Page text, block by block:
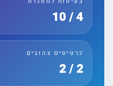
כרטיסים צהובים